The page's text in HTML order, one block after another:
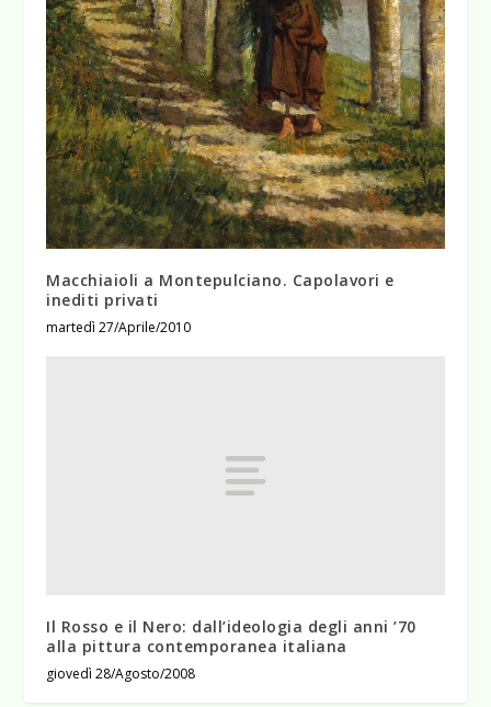
Macchiaioli a Montepulciano. Capolavori e
inediti privati
martedì 27/Aprile/2010
Il Rosso e il Nero: dall’ideologia degli anni ’70
alla pittura contemporanea italiana
giovedì 28/Agosto/2008